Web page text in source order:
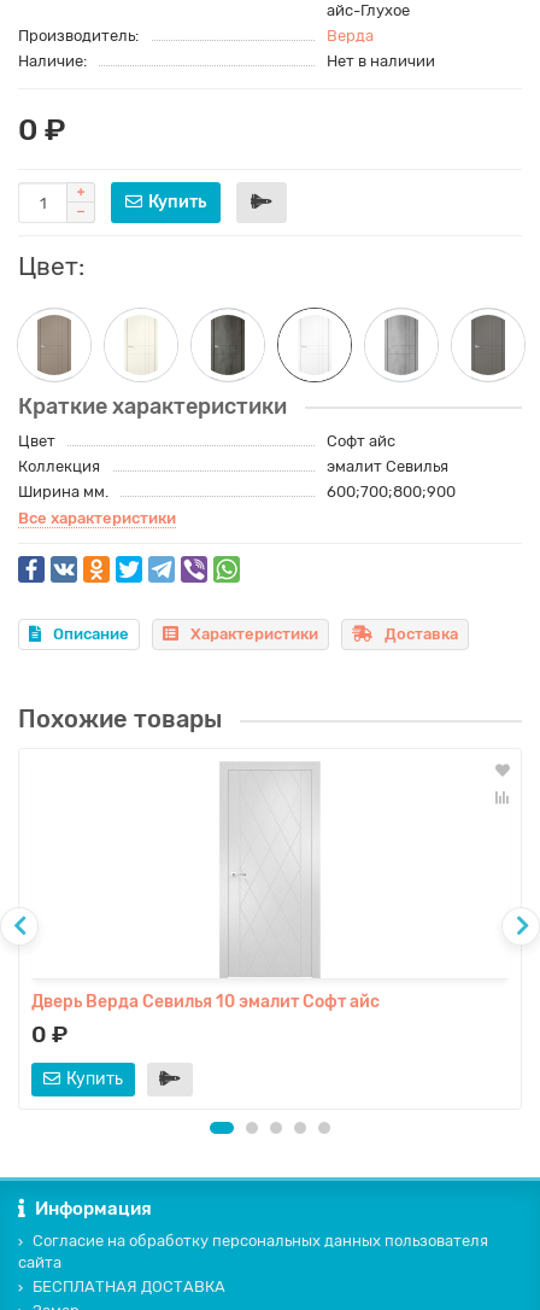
айс-Глухое
Производитель:
Верда
Наличие:
Нет в наличии
0 ₽
Купить
Цвет:
Краткие характеристики
Цвет
Софт айс
Коллекция
эмалит Севилья
Ширина мм.
600;700;800;900
Все характеристики
Описание Характеристики Доставка
Похожие товары
Дверь Верда Севилья 10 эмалит Софт айс
0 ₽
Купить
Информация
Согласие на обработку персональных данных пользователя
сайта
БЕСПЛАТНАЯ ДОСТАВКА